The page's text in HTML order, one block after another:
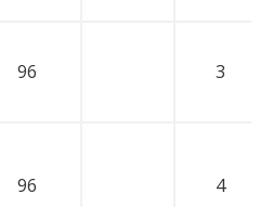
96 3
96 4